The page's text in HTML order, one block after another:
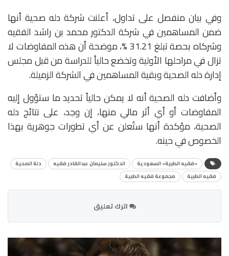
وفي بيان منفصل على تداول، أعلنت شركة دله صحية أنها
ضمن المساهمين في شركة الدكتور محمد بن راشد الفقيه
وشركاه بحصة تبلغ 31.21 %، موضحة أن هذه المفاوضات لا
تزال في مراحلها الأولية وتخضع حالياً للدراسة من قبل مجلس
إدارة دله الصحية وبقية المساهمين في الشركة الزميلة.
وأضافت دله الصحية أنه لا يمكن حالياً تحديد ما ستؤول إليه
المفاوضات أو أي أثر مالي منها، إن وجد، على نتائج دله
الصحية، مؤكدة أنها ستُعلن عن أي تطورات جوهرية بهذا
الخصوص في حينه.
«فقيه الطبية» السعودية الدكتور سليمان عبدالقادر فقيه
دلة الصحية
فقيه الطبية
مجموعة فقيه الطبية
اترك تعليق